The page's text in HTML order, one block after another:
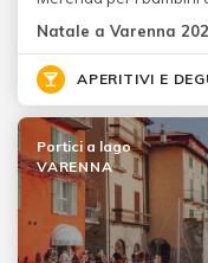
Natale a Varenna
APERITIVI E
Portici a lago
VARENNA